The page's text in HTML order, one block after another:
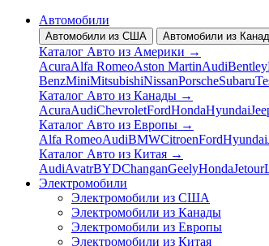
Автомобили
Автомобили из США Автомобили из
Каталог Авто из Америки →
AcuraAlfa RomeoAston MartinAudiBentley
BenzMiniMitsubishiNissanPorscheSubaru
Каталог Авто из Канады →
AcuraAudiChevroletFordHondaHyundai
Каталог Авто из Европы →
Alfa RomeoAudiBMWCitroenFordHyundai
Каталог Авто из Китая →
AudiAvatrBYDChanganGeelyHondaJetour
Электромобили
Электромобили из США
Электромобили из Канады
Электромобили из Европы
Электромобили из Китая